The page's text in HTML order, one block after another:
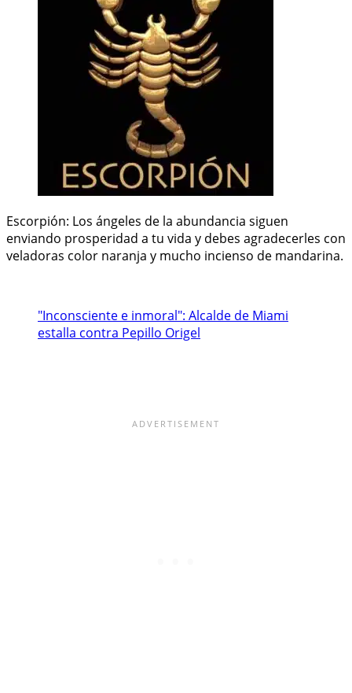
Escorpión: Los ángeles de la abundancia siguen
enviando prosperidad a tu vida y debes agradecerles con
veladoras color naranja y mucho incienso de mandarina.
"Inconsciente e inmoral": Alcalde de Miami
estalla contra Pepillo Origel